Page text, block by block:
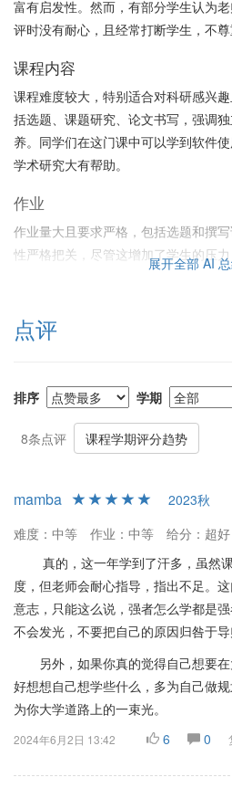
富有启发性。然而，有部分学生认为
评时没有耐心，且经常打断学生，不尊
课程内容
课程难度较大，特别适合对科研感兴
括选题、课题研究、论文书写，强调
养。同学们在这门课中可以学到软件
学术研究大有帮助。
作业
作业量大且要求严格，包括选题和撰
性严格把关，尽管这增加了学生的压
给分
整体给分较严格，只有真正投入时间
考试
课程以研讨和论文为主，没有传统的
能力和学习过程。
总结
细致指导和严格要求有助于学生在科研
升。适合有志于科研并愿意投入时间
展开全部 AI
点评
排序 学期
8条点评 课程学期评分趋势
mamba
2023秋
难度：中等
作业：中等 给分：超好
真的，这一年学到了汗多，虽然课
度，但老师会耐心指导，指出不足。
意志，只能这么说，强者怎么学都是
不会发光，不要把自己的原因归咎于导
另外，如果你真的觉得自己想要在
好想想自己想学些什么，多为自己做
为你大学道路上的一束光。
2024年6月2日 13:42 6 0